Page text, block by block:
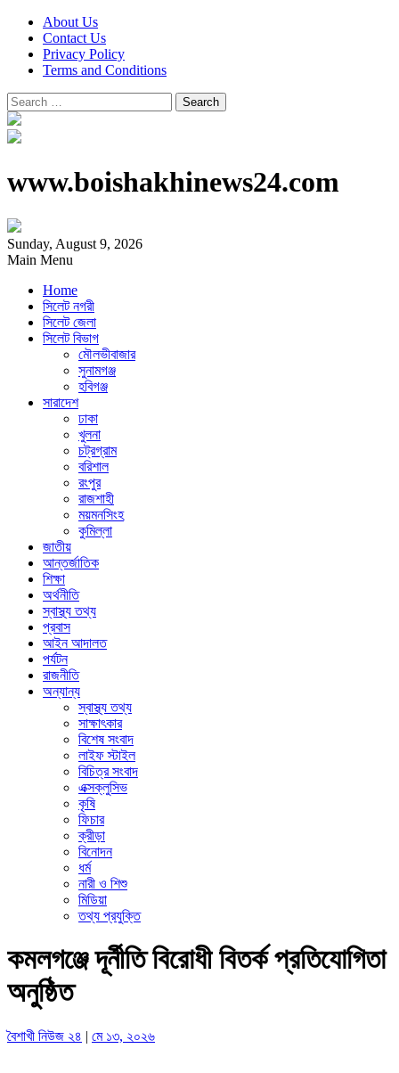
About Us
Contact Us
Privacy Policy
Terms and Conditions
Search
for:
www.boishakhinews24.com
Sunday, August 9, 2026
Main Menu
Home
সিলেট নগরী
সিলেট জেলা
সিলেট বিভাগ
মৌলভীবাজার
সুনামগঞ্জ
হবিগঞ্জ
সারাদেশ
ঢাকা
খুলনা
চট্রগ্রাম
বরিশাল
রংপুর
রাজশাহী
ময়মনসিংহ
কুমিল্লা
জাতীয়
আন্তর্জাতিক
শিক্ষা
অর্থনীতি
স্বাস্থ্য তথ্য
প্রবাস
আইন আদালত
পর্যটন
রাজনীতি
অন্যান্য
স্বাস্থ্য তথ্য
সাক্ষাৎকার
বিশেষ সংবাদ
লাইফ স্টাইল
বিচিত্র সংবাদ
এক্সক্লুসিভ
কৃষি
ফিচার
ক্রীড়া
বিনোদন
ধর্ম
নারী ও শিশু
মিডিয়া
তথ্য প্রযুক্তি
কমলগঞ্জে দূর্নীতি বিরোধী বিতর্ক প্রতিযোগিতা
অনুষ্ঠিত
বৈশাখী নিউজ ২৪ | মে ১৩, ২০২৬